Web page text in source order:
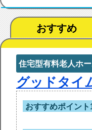
おすすめ
住宅型有料老人ホ
グッドタイ
おすすめポイント